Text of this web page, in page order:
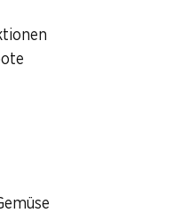
17a, 3422 Kirchberg